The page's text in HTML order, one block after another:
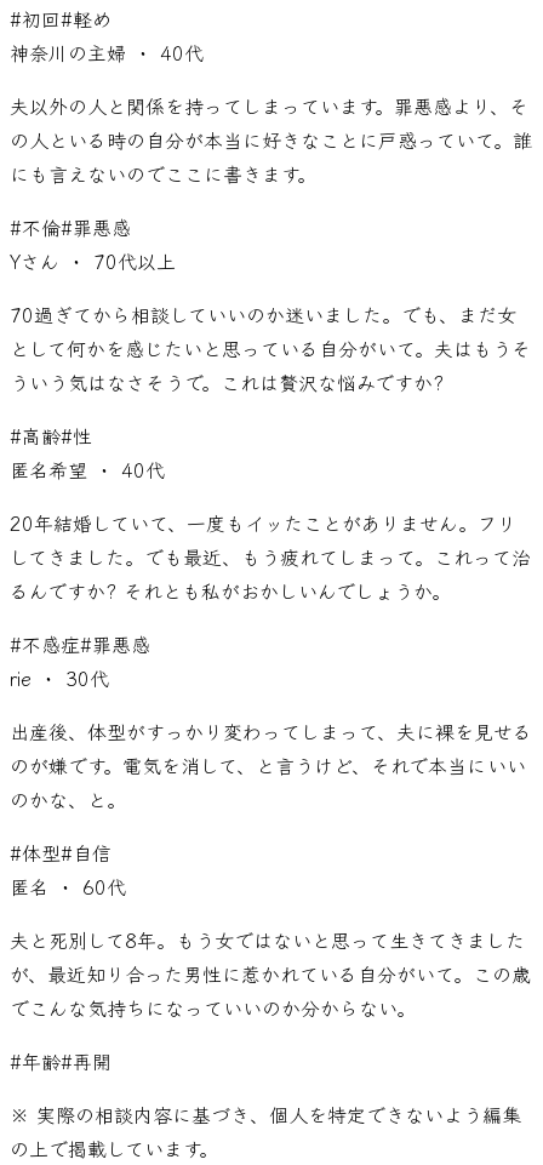
#初回#軽め
神奈川の主婦 ・ 40代
夫以外の人と関係を持ってしまっています。罪悪感より、そ
の人といる時の自分が本当に好きなことに戸惑っていて。誰
にも言えないのでここに書きます。
#不倫#罪悪感
Yさん ・ 70代以上
70過ぎてから相談していいのか迷いました。でも、まだ女
として何かを感じたいと思っている自分がいて。夫はもうそ
ういう気はなさそうで。これは贅沢な悩みですか?
#高齢#性
匿名希望 ・ 40代
20年結婚していて、一度もイッたことがありません。フリ
してきました。でも最近、もう疲れてしまって。これって治
るんですか? それとも私がおかしいんでしょうか。
#不感症#罪悪感
rie ・ 30代
出産後、体型がすっかり変わってしまって、夫に裸を見せる
のが嫌です。電気を消して、と言うけど、それで本当にいい
のかな、と。
#体型#自信
匿名 ・ 60代
夫と死別して8年。もう女ではないと思って生きてきました
が、最近知り合った男性に惹かれている自分がいて。この歳
でこんな気持ちになっていいのか分からない。
#年齢#再開
※ 実際の相談内容に基づき、個人を特定できないよう編集
の上で掲載しています。